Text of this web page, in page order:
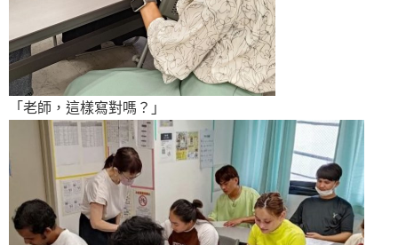
「老師，這樣寫對嗎？」